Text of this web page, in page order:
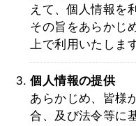
えて、個人情報を
その旨をあらかじ
上で利用いたします
個人情報の提供
あらかじめ、皆様
合、及び法令等に